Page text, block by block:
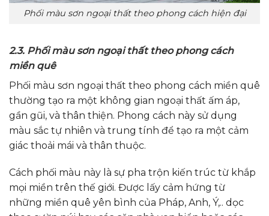
Phối màu sơn ngoại thất theo phong cách hiện đại
2.3. Phối màu sơn ngoại thất theo phong cách
miền quê
Phối màu sơn ngoại thất theo phong cách miền quê
thường tạo ra một không gian ngoại thất ấm áp,
gần gũi, và thân thiện. Phong cách này sử dụng
màu sắc tự nhiên và trung tính để tạo ra một cảm
giác thoải mái và thân thuộc.
Cách phối màu này là sự pha trộn kiến trúc từ khắp
mọi miền trên thế giới. Được lấy cảm hứng từ
những miền quê yên bình của Pháp, Anh, Ý,.. dọc